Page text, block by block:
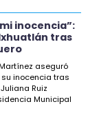
fiscalía por
fracking en
inocencia”:
tras
aseguró
inocencia tras
Ruiz
Municipal